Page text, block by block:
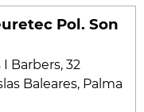
Pol. Son
Barbers, 32
Baleares, Palma